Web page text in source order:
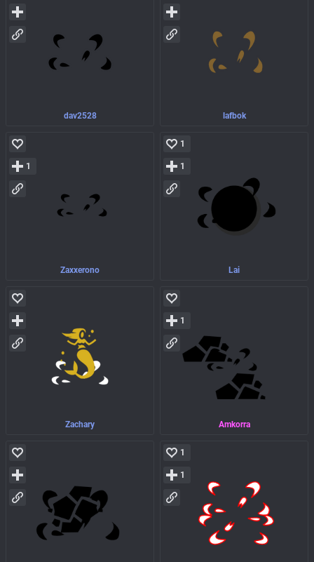
dav2528 lafbok
Zaxxerono
1
Lai
1
1
Zachary Amkorra
1
1
1